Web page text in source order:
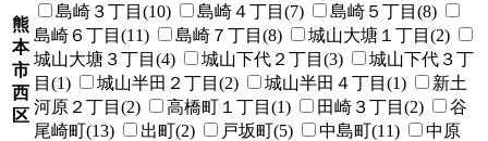
熊
本
市
西
区
島崎３丁目(10)
島崎４丁目(7)
島崎５丁目(8)
島崎６丁目(11)
島崎７丁目(8)
城山大塘１丁目(2)
城山大塘３丁目(4)
城山下代２丁目(3)
城山下代３丁
目(1)
城山半田２丁目(2) 城山半田４丁目(1)
新土
河原２丁目(2)
高橋町１丁目(1) 田崎３丁目(2)
谷
尾崎町(13)
出町(2) 戸坂町(5) 中島町(11)
中原